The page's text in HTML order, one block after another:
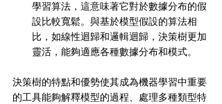
學習算法，這意味著它對於數據分布的假
設比較寬鬆。與基於模型假設的算法相
比，如線性迴歸和邏輯迴歸，決策樹更加
靈活，能夠適應各種數據分布和模式。
決策樹的特點和優勢使其成為機器學習中重要
的工具能夠解釋模型的過程、處理多種類型特